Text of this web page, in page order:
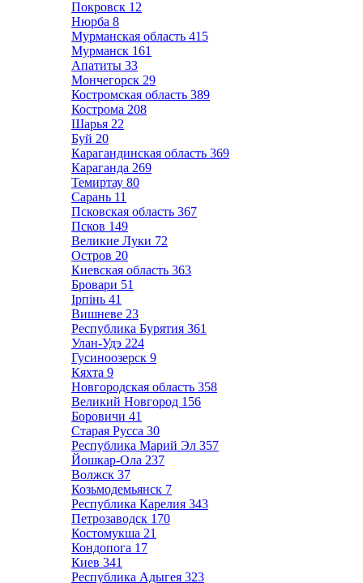
Покровск 12
Нюрба 8
Мурманская область 415
Мурманск 161
Апатиты 33
Мончегорск 29
Костромская область 389
Кострома 208
Шарья 22
Буй 20
Карагандинская область 369
Караганда 269
Темиртау 80
Сарань 11
Псковская область 367
Псков 149
Великие Луки 72
Остров 20
Киевская область 363
Бровари 51
Ірпінь 41
Вишневе 23
Республика Бурятия 361
Улан-Удэ 224
Гусиноозерск 9
Кяхта 9
Новгородская область 358
Великий Новгород 156
Боровичи 41
Старая Русса 30
Республика Марий Эл 357
Йошкар-Ола 237
Волжск 37
Козьмодемьянск 7
Республика Карелия 343
Петрозаводск 170
Костомукша 21
Кондопога 17
Киев 341
Республика Адыгея 323